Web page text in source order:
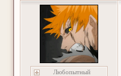
Любопытный